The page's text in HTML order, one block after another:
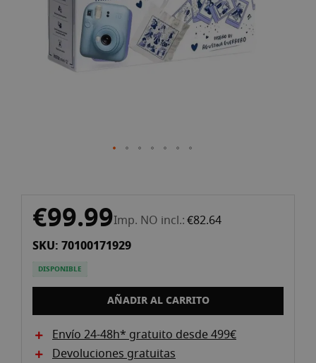
beginning
the
€99.99Imp. NO incl. €82.64
SKU: 70100171929
DISPONIBLE
AÑADIR AL CARRITO
Envío 24-48h* gratuito desde 499€
Devoluciones gratuitas